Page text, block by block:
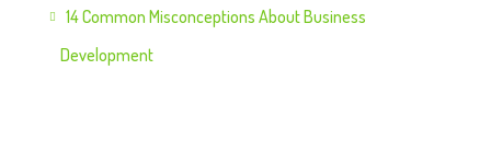
14 Common Misconceptions About Business
Development